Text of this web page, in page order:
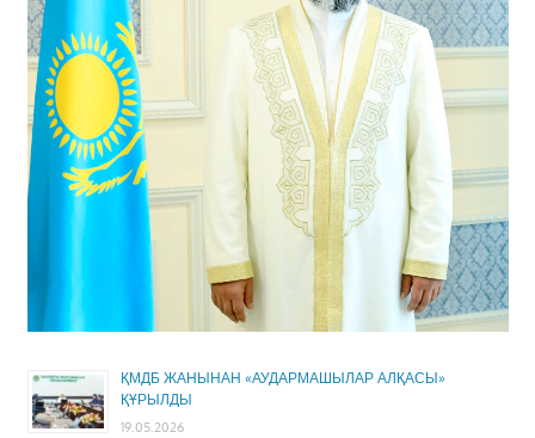
ҚМДБ ЖАНЫНАН «АУДАРМАШЫЛАР АЛҚАСЫ»
ҚҰРЫЛДЫ
19.05.2026